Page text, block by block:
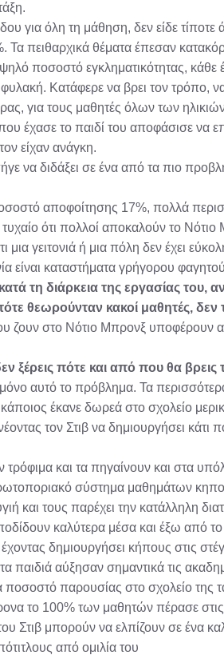
για όλη τη μάθηση, δεν είδε
πειθαρχικά θέματα έπεσαν
ποσοστό εγκληματικότητας, κάθε
Κατάφερε να βρει τον τρόπο,
για τους μαθητές όλων των
έχασε το παιδί του αποφάσισε να
είχαν ανάγκη.
να διδάξει σε ένα από τα πιο
αποφοίτησης 17%, πολλά
τυχαίο ότι πολλοί αποκαλούν το
γειτονιά ή μια πόλη δεν έχει
είναι καταστήματα γρήγορου
τη διάρκεια της εργασίας του,
θεωρούνταν κακοί μαθητές,
ζουν στο Νότιο Μπρονξ υποφέρουν
ξέρεις πότε και από που θα
αυτό το πρόβλημα. Τα
έκανε δωρεά στο σχολείο
τον Στιβ να δημιουργήσει
τρόφιμα και τα πηγαίνουν και στα
σύστημα μαθημάτων
και τους παρέχει την κατάλληλη
καλύτερα μέσα και έξω από
δημιουργήσει κήπους στις
παιδιά αύξησαν σημαντικά τις
ποσοστό παρουσίας στο σχολείο
το 100% των μαθητών πέρασε στις
Στιβ μπορούν να ελπίζουν σε ένα
από ομιλία του